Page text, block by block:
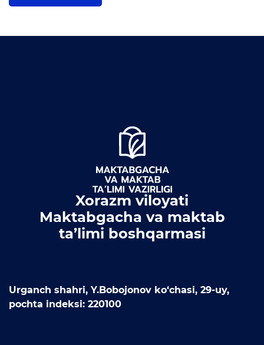
E'lonlar
Bolalarni davlat
maktabgacha ta’lim
tashkilotiga qabul qilish
uchun berilgan arizalar
navbati (ro‘yxati)
to‘g‘risidagi (ariza navbatga
qo‘yilgan sana, ro‘yxatdagi
tartib raqami, yosh guruhi
hamda tashkilot raqami)
Korrupsiyaga qarshi
kurash
Xorazm viloyati
Maktabgacha va maktab
ta’limi boshqarmasi
Urganch shahri, Y.Bobojonov ko‘chasi, 29-uy,
pochta indeksi: 220100